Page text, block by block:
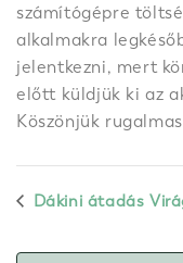
számítógépre
alkalmakra
jelentkezni, mert
előtt küldjük ki az
Köszönjük
Dákini átadás